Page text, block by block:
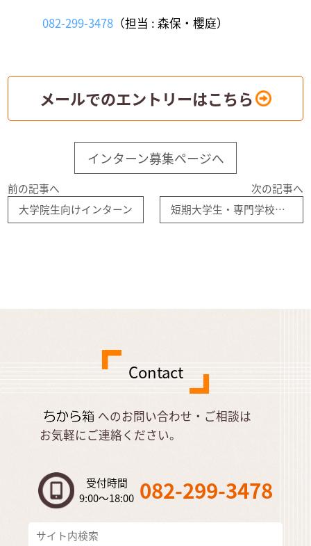
082-299-3478 （担当 : 森保・櫻庭）
メールでのエントリーはこちら
インターン募集ページへ
前の記事へ
大学院生向けインターン
次の記事へ
短期大学生・専門学校生・大学1、2年生向けインターン
Contact
へのお問い合わせ・ご相談は
お気軽にご連絡ください。
受付時間
9:00～18:00 082-299-3478